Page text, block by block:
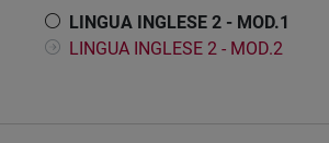
LINGUA INGLESE 2 - MOD.1
LINGUA INGLESE 2 - MOD.2